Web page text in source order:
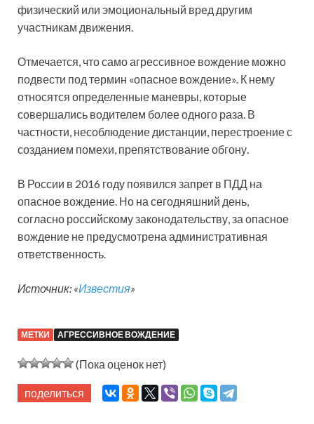
физический или эмоциональный вред другим
участникам движения.
Отмечается, что само агрессивное вождение можно
подвести под термин «опасное вождение». К нему
относятся определенные маневры, которые
совершались водителем более одного раза. В
частности, несоблюдение дистанции, перестроение с
созданием помехи, препятствование обгону.
В России в 2016 году появился запрет в ПДД на
опасное вождение. Но на сегодняшний день,
согласно российскому законодательству, за опасное
вождение не предусмотрена административная
ответственность.
Источник: «Известия»
МЕТКИ АГРЕССИВНОЕ ВОЖДЕНИЕ
(Пока оценок нет)
поделиться